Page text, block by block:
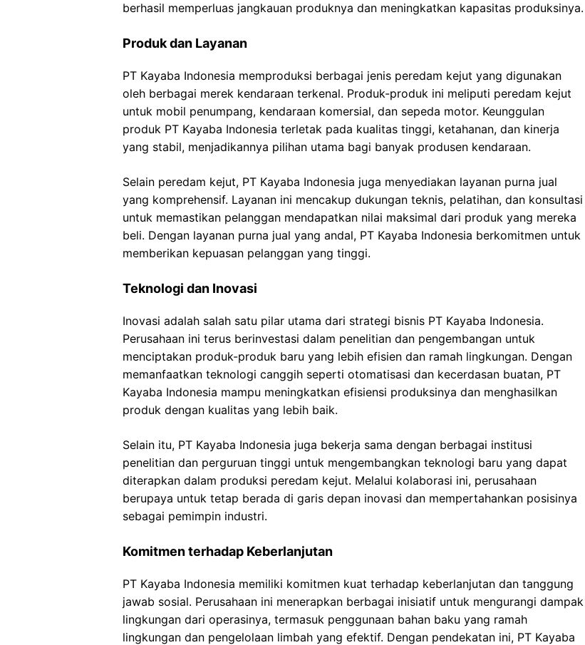
berhasil memperluas jangkauan produknya dan meningkatkan kapasitas produksinya.
Produk dan Layanan
PT Kayaba Indonesia memproduksi berbagai jenis peredam kejut yang digunakan
oleh berbagai merek kendaraan terkenal. Produk-produk ini meliputi peredam kejut
untuk mobil penumpang, kendaraan komersial, dan sepeda motor. Keunggulan
produk PT Kayaba Indonesia terletak pada kualitas tinggi, ketahanan, dan kinerja
yang stabil, menjadikannya pilihan utama bagi banyak produsen kendaraan.
Selain peredam kejut, PT Kayaba Indonesia juga menyediakan layanan purna jual
yang komprehensif. Layanan ini mencakup dukungan teknis, pelatihan, dan konsultasi
untuk memastikan pelanggan mendapatkan nilai maksimal dari produk yang mereka
beli. Dengan layanan purna jual yang andal, PT Kayaba Indonesia berkomitmen untuk
memberikan kepuasan pelanggan yang tinggi.
Teknologi dan Inovasi
Inovasi adalah salah satu pilar utama dari strategi bisnis PT Kayaba Indonesia.
Perusahaan ini terus berinvestasi dalam penelitian dan pengembangan untuk
menciptakan produk-produk baru yang lebih efisien dan ramah lingkungan. Dengan
memanfaatkan teknologi canggih seperti otomatisasi dan kecerdasan buatan, PT
Kayaba Indonesia mampu meningkatkan efisiensi produksinya dan menghasilkan
produk dengan kualitas yang lebih baik.
Selain itu, PT Kayaba Indonesia juga bekerja sama dengan berbagai institusi
penelitian dan perguruan tinggi untuk mengembangkan teknologi baru yang dapat
diterapkan dalam produksi peredam kejut. Melalui kolaborasi ini, perusahaan
berupaya untuk tetap berada di garis depan inovasi dan mempertahankan posisinya
sebagai pemimpin industri.
Komitmen terhadap Keberlanjutan
PT Kayaba Indonesia memiliki komitmen kuat terhadap keberlanjutan dan tanggung
jawab sosial. Perusahaan ini menerapkan berbagai inisiatif untuk mengurangi dampak
lingkungan dari operasinya, termasuk penggunaan bahan baku yang ramah
lingkungan dan pengelolaan limbah yang efektif. Dengan pendekatan ini, PT Kayaba